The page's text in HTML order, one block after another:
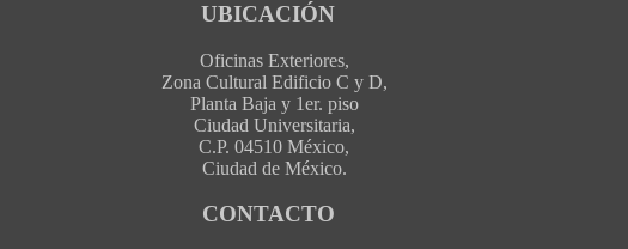
UBICACIÓN
Oficinas Exteriores,
Zona Cultural Edificio C y D,
Planta Baja y 1er. piso
Ciudad Universitaria,
C.P. 04510 México,
Ciudad de México.
CONTACTO